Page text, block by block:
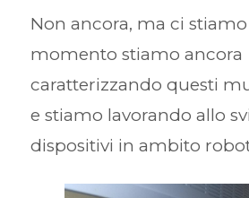
Non ancora, ma ci
momento stiamo ancora
caratterizzando questi
e stiamo lavorando allo
dispositivi in ambito